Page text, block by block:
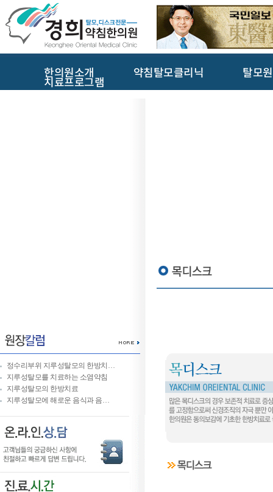
한의원소개 약침탈모클리닉 탈모
치료프로그램
정수리부위 지루성탈모의 한방치…
지루성탈모를 치료하는 소염약침
지루성탈모의 한방치료
지루성탈모에 해로운 음식과 음…